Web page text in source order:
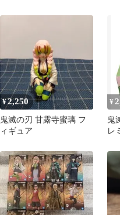
¥2,250
鬼滅の刃 甘露寺蜜璃 フ
ィギュア
¥
鬼
レ